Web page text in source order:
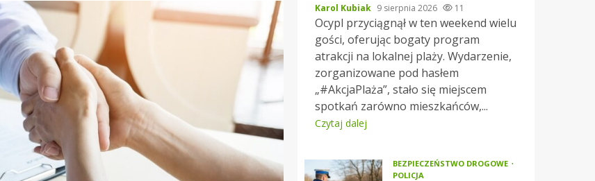
Karol Kubiak 9 sierpnia 2026 11
Ocypl przyciągnął w ten weekend wielu
gości, oferując bogaty program
atrakcji na lokalnej plaży. Wydarzenie,
zorganizowane pod hasłem
„#AkcjaPlaża”, stało się miejscem
spotkań zarówno mieszkańców,...
Czytaj dalej
BEZPIECZEŃSTWO DROGOWE
POLICJA